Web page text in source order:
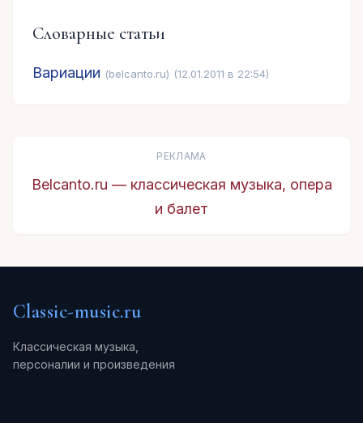
Словарные статьи
Вариации (belcanto.ru) (12.01.2011 в 22:54)
РЕКЛАМА
Belcanto.ru — классическая музыка, опера
и балет
Classic-music.ru
Классическая музыка,
персоналии и произведения